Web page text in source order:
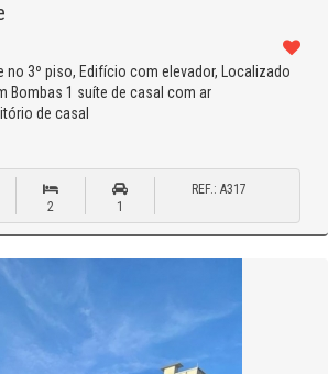
no 3º piso, Edifício com elevador, Localizado
Bombas 1 suíte de casal com ar
de casal
2 1
REF.: A317